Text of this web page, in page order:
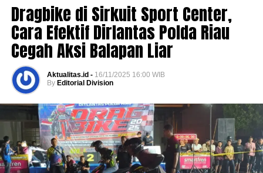
Dragbike di Sirkuit Sport Center,
Cara Efektif Dirlantas Polda Riau
Cegah Aksi Balapan Liar
Aktualitas.id - 16/11/2025 16:00 WIB
By Editorial Division